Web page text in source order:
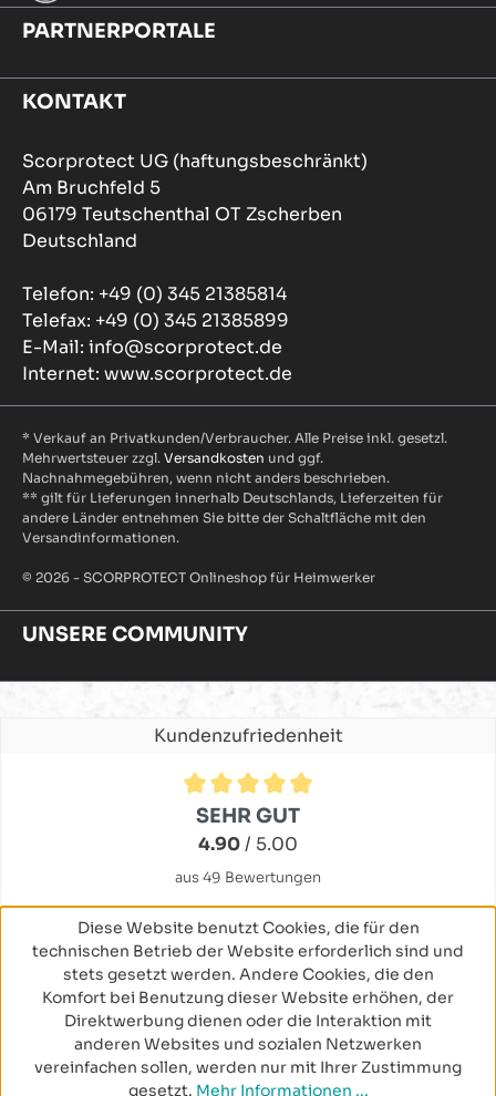
PARTNERPORTALE
KONTAKT
Scorprotect UG (haftungsbeschränkt)
Am Bruchfeld 5
06179 Teutschenthal OT Zscherben
Deutschland
Telefon: +49 (0) 345 21385814
Telefax: +49 (0) 345 21385899
E-Mail: info@scorprotect.de
Internet: www.scorprotect.de
* Verkauf an Privatkunden/Verbraucher. Alle Preise inkl. gesetzl.
Mehrwertsteuer zzgl. Versandkosten und ggf.
Nachnahmegebühren, wenn nicht anders beschrieben.
** gilt für Lieferungen innerhalb Deutschlands, Lieferzeiten für
andere Länder entnehmen Sie bitte der Schaltfläche mit den
Versandinformationen.
© 2026 - SCORPROTECT Onlineshop für Heimwerker
UNSERE COMMUNITY
Kundenzufriedenheit
Durchschnittliche Bewertung von 4.9 von 5 Sternen
SEHR GUT
4.90/ 5.00
aus 49 Bewertungen
Diese Website benutzt Cookies, die für den
technischen Betrieb der Website erforderlich sind und
stets gesetzt werden. Andere Cookies, die den
Komfort bei Benutzung dieser Website erhöhen, der
Direktwerbung dienen oder die Interaktion mit
anderen Websites und sozialen Netzwerken
vereinfachen sollen, werden nur mit Ihrer Zustimmung
gesetzt. Mehr Informationen ...